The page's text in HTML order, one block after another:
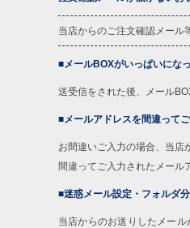
当店からのご注文確認メール
■メールBOXがいっぱいになっ
送受信をされた後、メール
■メールアドレスを間違ってご
お間違いご入力の場合、当店
間違ってご入力されたメール
■迷惑メール設定・フォルダ分
当店からのお送りしたメー